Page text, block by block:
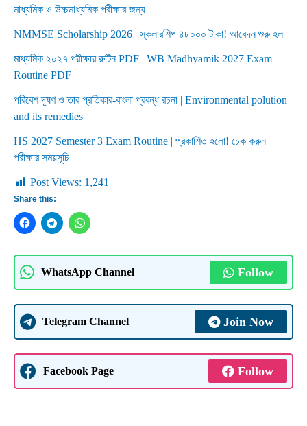
মাধ্যমিক ও উচ্চমাধ্যমিক পরীক্ষার জন্য
NMMSE Scholarship 2026 | স্কলারশিপ ৪৮০০০ টাকা! আবেদন শুরু হল
মাধ্যমিক ২০২৭ পরীক্ষার রুটিন PDF | WB Madhyamik 2027 Exam
Routine PDF
পরিবেশ দূষণ ও তার প্রতিকার-বাংলা প্রবন্ধ রচনা | Environmental polution
and its remedies
HS 2027 Semester 3 Exam Routine | প্রকাশিত হলো! চেক করুন
পরীক্ষার সময়সূচি
Post Views: 1,241
Share this:
WhatsApp Channel Follow
Telegram Channel Join Now
Facebook Page Follow